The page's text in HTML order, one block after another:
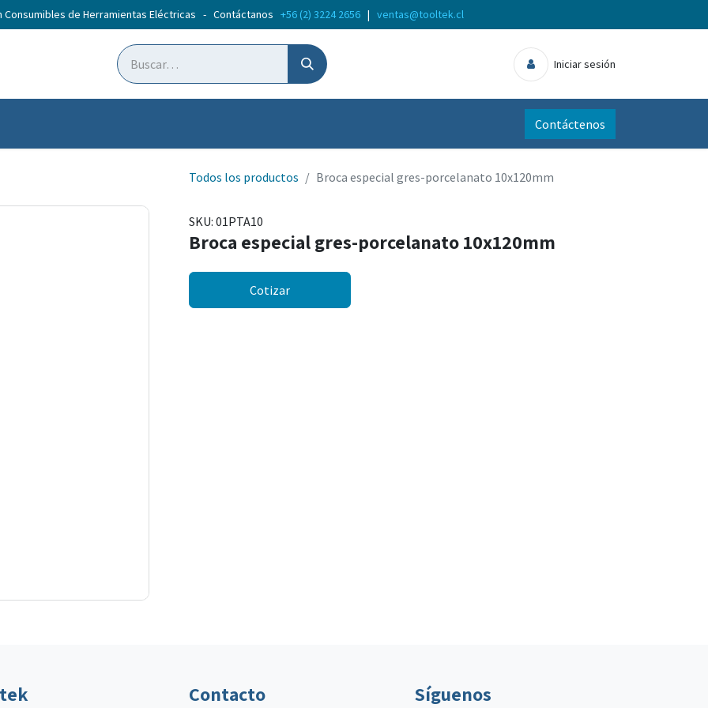
Consumibles de Herramientas Eléctricas - Contáctanos +56 (2) 3224 2656 | ventas@tooltek.cl
Iniciar sesión
Contáctenos
Todos los productos Broca especial gres-porcelanato 10x120mm
SKU: 01PTA10
Broca especial gres-porcelanato 10x120mm
Cotizar
Contacto Síguenos